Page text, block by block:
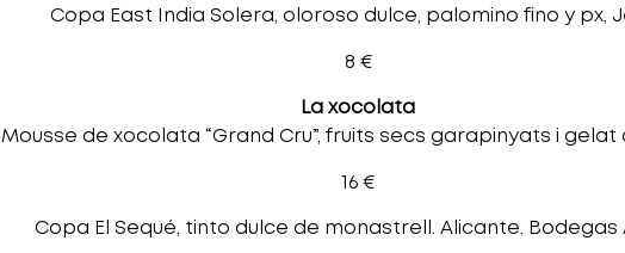
Copa East India Solera, oloroso dulce, palomino fino y px,
8 €
La xocolata
Mousse de xocolata “Grand Cru”, fruits secs garapinyats i gelat
16 €
Copa El Sequé, tinto dulce de monastrell. Alicante. Bodegas